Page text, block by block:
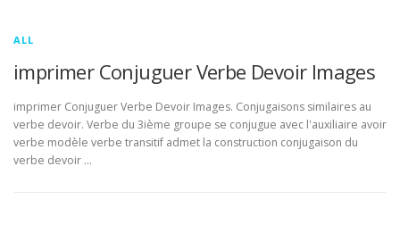
ALL
imprimer Conjuguer Verbe Devoir Images
imprimer Conjuguer Verbe Devoir Images. Conjugaisons similaires au
verbe devoir. Verbe du 3ième groupe se conjugue avec l'auxiliaire avoir
verbe modèle verbe transitif admet la construction conjugaison du
verbe devoir …